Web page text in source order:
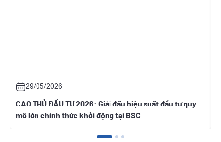
29/05/2026
CAO THỦ ĐẦU TƯ 2026: Giải đấu hiệu suất đầu tư quy
mô lớn chính thức khởi động tại BSC